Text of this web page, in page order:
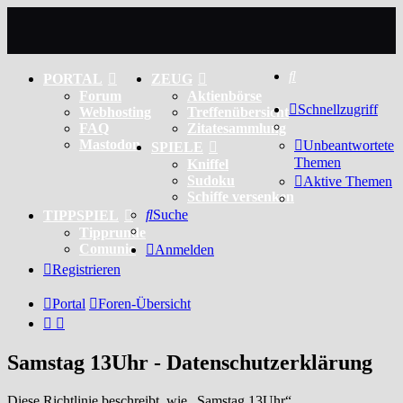
PORTAL
Forum
Webhosting
FAQ
Mastodon
ZEUG
Aktienbörse
Treffenübersicht
Zitatesammlung
SPIELE
Kniffel
Sudoku
Schiffe versenken
TIPPSPIEL
Tipprunde
Comunio
Schnellzugriff
Unbeantwortete
Themen
Aktive Themen
Suche
Anmelden
Registrieren
Portal Foren-Übersicht
Samstag 13Uhr - Datenschutzerklärung